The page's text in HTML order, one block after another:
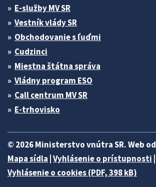
E-služby MV SR
Vestník vlády SR
Obchodovanie s ľuďmi
Cudzinci
Miestna štátna správa
Vládny program ESO
Call centrum MV SR
E-trhovisko
© 2026 Ministerstvo vnútra SR. Web od
Mapa sídla Vyhlásenie o prístupnosti
Vyhlásenie o cookies (PDF, 398 kB)